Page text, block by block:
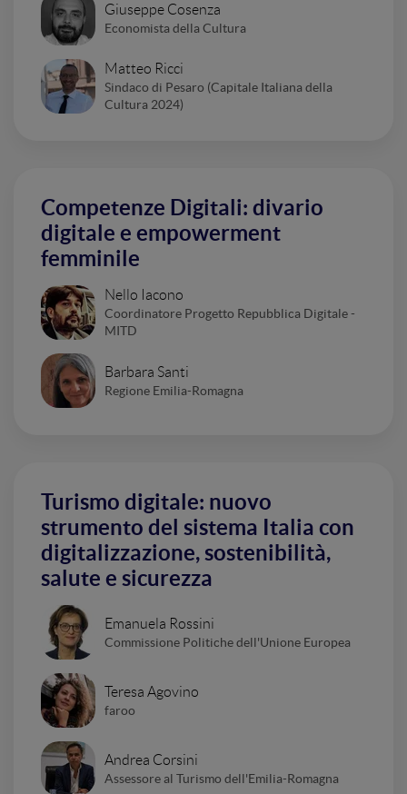
Giuseppe Cosenza
Economista della Cultura
Matteo Ricci
Sindaco di Pesaro (Capitale Italiana della
Cultura 2024)
Competenze Digitali: divario
digitale e empowerment
femminile
Nello Iacono
Coordinatore Progetto Repubblica Digitale -
MITD
Barbara Santi
Regione Emilia-Romagna
Turismo digitale: nuovo
strumento del sistema Italia con
digitalizzazione, sostenibilità,
salute e sicurezza
Emanuela Rossini
Commissione Politiche dell'Unione Europea
Teresa Agovino
faroo
Andrea Corsini
Assessore al Turismo dell'Emilia-Romagna